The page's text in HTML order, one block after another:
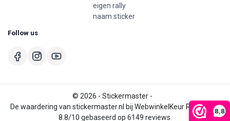
8,8
eigen rally
naam sticker
Follow us
© 2026 - Stickermaster -
De waardering van stickermaster.nl bij WebwinkelKeur Reviews is
8.8/10 gebaseerd op 6149 reviews.